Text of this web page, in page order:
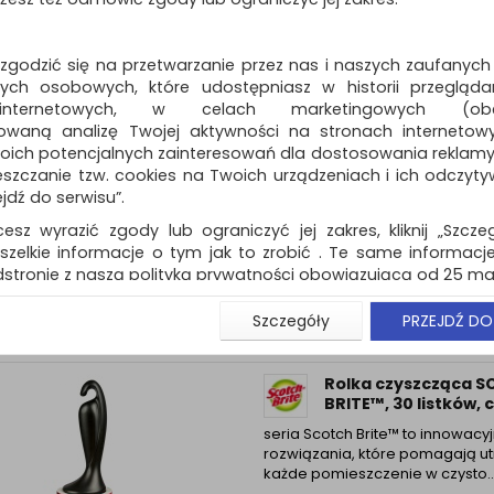
Wkład do rolki
SCOTCH BRITE™
listków
rozwiązania, które pomagają
każde pomieszczenie w czy...
Dostępność: 3 dni
Rolka czyszcząca
BRITE™, 30 listków,
seria Scotch Brite™ to
rozwiązania, które pomagają
każde pomieszczenie w
się na przetwarzanie przez nas i naszych
osobowych, które udostępniasz w historii
w celach marketingowych
analizę Twojej aktywności na stronach
potencjalnych zainteresowań dla dostosowania
tzw. cookies na Twoich urządzeniach i ich
do serwisu”.
wyrazić zgody lub ograniczyć jej zakres, kliknij
informacje o tym jak to zrobić . Te same
z naszą polityką prywatności obowiązującą od 25
użytkowników zalogowanych, aby umożliwić
i związane z tym prawidłowe działanie naszej
np. wysłanie potwierdzenia zamówienia na
Państwu prawidłowych informacji o promocjach
ważna jest Państwa wcześniejsza zgoda której
zgoda jest dobrowolna i można ją w dowolnym
(rozwiń)
Szczegóły PRZEJDŹ